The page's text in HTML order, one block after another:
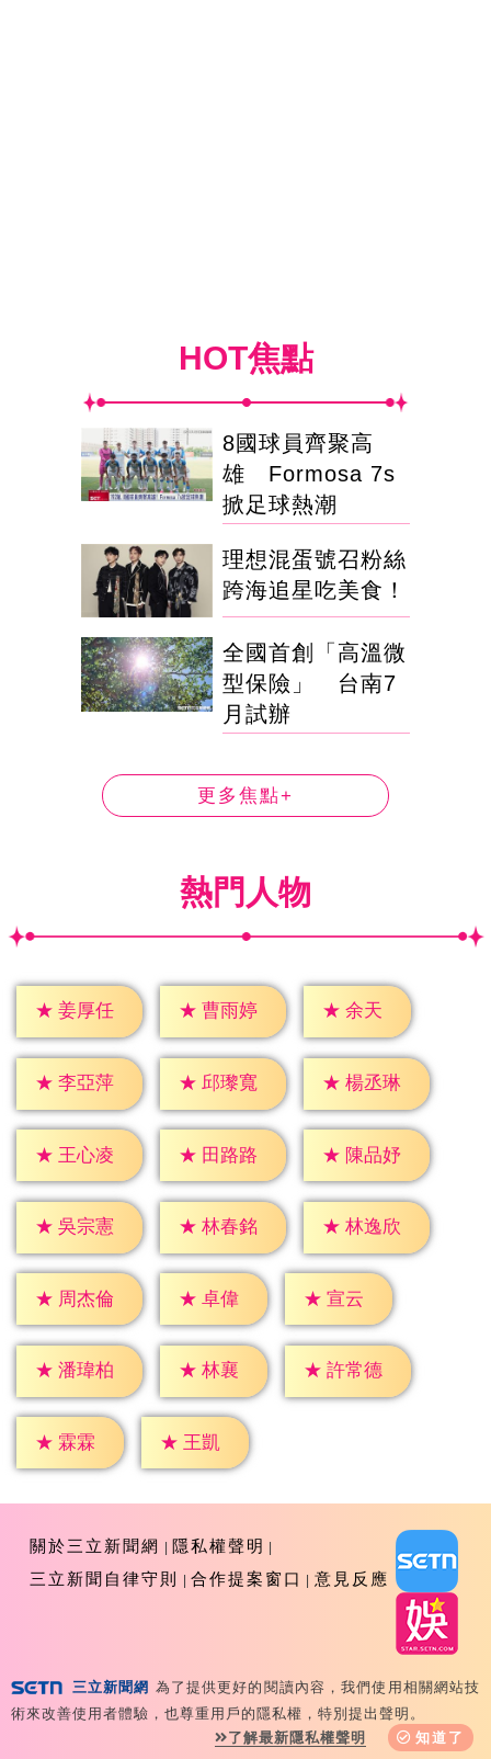
HOT焦點
8國球員齊聚高
雄 Formosa 7s
掀足球熱潮
理想混蛋號召粉絲
跨海追星吃美食！
全國首創「高溫微
型保險」 台南7
月試辦
更多焦點+
熱門人物
★ 姜厚任 ★ 曹雨婷 ★ 余天
★ 李亞萍 ★ 邱瓈寬 ★ 楊丞琳
★ 王心凌 ★ 田路路 ★ 陳品妤
★ 吳宗憲 ★ 林春銘 ★ 林逸欣
★ 周杰倫 ★ 卓偉 ★ 宣云
★ 潘瑋柏 ★ 林襄 ★ 許常德
★ 霖霖 ★ 王凱
關於三立新聞網
隱私權聲明
三立新聞自律守則
合作提案窗口 意見反應
Copyright ©2026 Sanlih E-Television All Rights
Reserved 版權所有 盜用必究 台北市內湖區舊宗路一段159
號 02-8792-8888
三立新聞網 為了提供更好的閱讀內容，我們使用相關網站技
術來改善使用者體驗，也尊重用戶的隱私權，特別提出聲明。
了解最新隱私權聲明
知道了